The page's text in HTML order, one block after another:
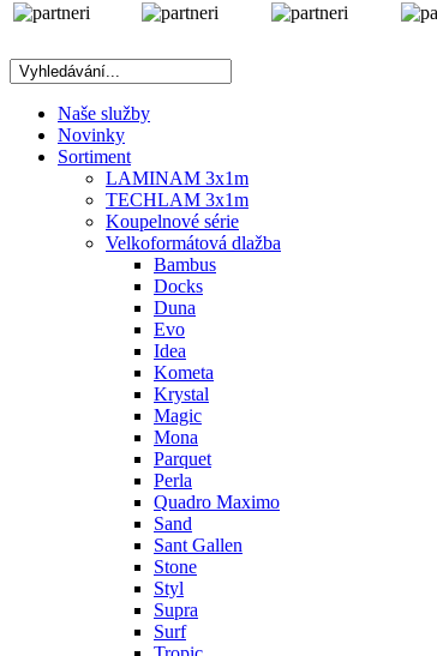
Naše služby
Novinky
Sortiment
LAMINAM 3x1m
TECHLAM 3x1m
Koupelnové série
Velkoformátová dlažba
Bambus
Docks
Duna
Evo
Idea
Kometa
Krystal
Magic
Mona
Parquet
Perla
Quadro Maximo
Sand
Sant Gallen
Stone
Styl
Supra
Surf